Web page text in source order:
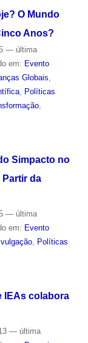
O Mundo
Anos?
— última
em: Evento
Globais,
, Políticas
,
Simpacto no
da
— última
em: Evento
,
Políticas
IEAs colabora
— última